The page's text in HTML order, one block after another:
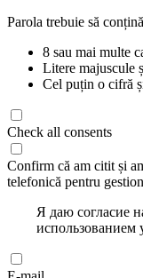
Parola trebuie să
8 sau mai multe
Litere majuscule
Cel puțin o cifră
Check all consents
Confirm că am citit și
telefonică pentru
Я даю согласие